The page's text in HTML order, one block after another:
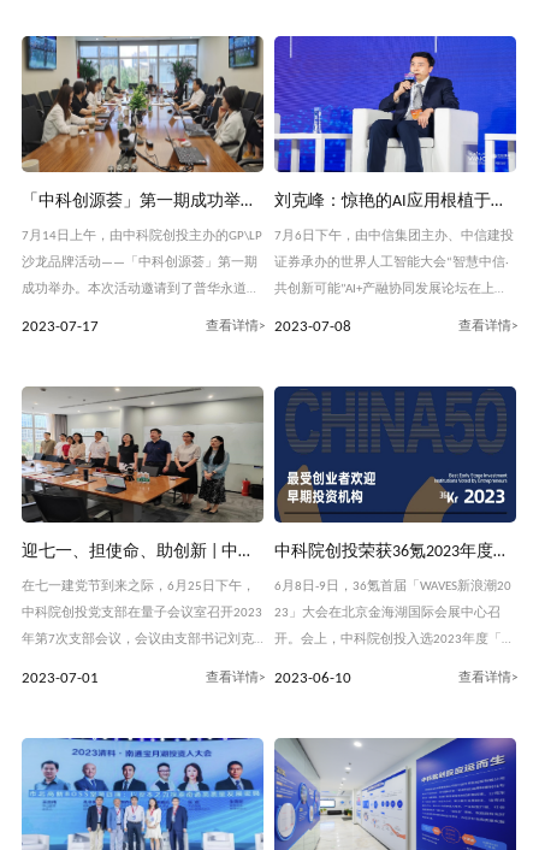
资、上市公司、信托等主体正成为中国私
募股权投资LP领域越发重要的参与者
技体制改革的“试验田”，是以中国科大等
高
「中科创源荟」第一期成功举办，详解基金与科创项目估值方法和实践
7月14日上午，由中科院创投主办的GP\LP
沙龙品牌活动——「中科创源荟」第一期
成功举办。本次活动邀请到了普华永道会
深入的交流研讨。中科院创投总经理刘克
峰在致辞中表示，作为中科院创投打造
2023-07-17
刘克峰：惊艳的AI应用根植于深厚的AI底层技术
7月6日下午，由中信集团主办、中信建投
证券承办的世界人工智能大会“智慧中信·
共创新可能”AI+产融协同发展论坛在上海
的600余位嘉宾出席本次论坛。上海市委
常委、常务副市长吴清，中信集团党委副
书记、副董
2023-07-08
迎七一、担使命、助创新 | 中科院创投党支部七一主题党日活动
在七一建党节到来之际，6月25日下午，
中科院创投党支部在量子会议室召开2023
年第7次支部会议，会议由支部书记刘克
开始，全体与会党员同志重温了入党誓
词，中国共产党的入党誓词，是新党员在
入党时对党和人民
2023-07-01
中科院创投荣获36氪2023年度「最受创业者欢迎早期投资机构」奖项
6月8日-9日，36氪首届「WAVES新浪潮20
23」大会在北京金海湖国际会展中心召
开。会上，中科院创投入选2023年度「最
数据，沟通走访创业者群体，进行交叉验
证。本次榜
2023-06-10